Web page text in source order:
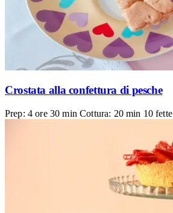
Crostata alla confettura di pesche
Prep: 4 ore 30 min Cottura: 20 min 10 fette